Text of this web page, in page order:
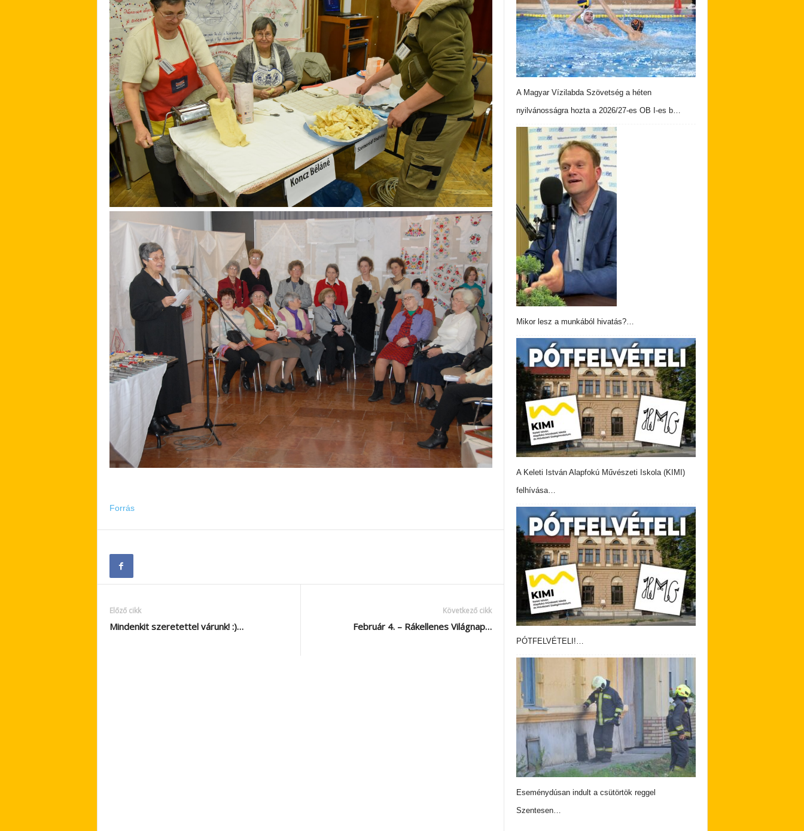
Forrás
Előző cikk
Mindenkit szeretettel várunk! :)…
Következő cikk
Február 4. – Rákellenes Világnap…
A Magyar Vízilabda Szövetség a héten
nyilvánosságra hozta a 2026/27-es OB I-es b…
Mikor lesz a munkából hivatás?…
A Keleti István Alapfokú Művészeti Iskola (KIMI)
felhívása…
PÓTFELVÉTELI!…
Eseménydúsan indult a csütörtök reggel
Szentesen…